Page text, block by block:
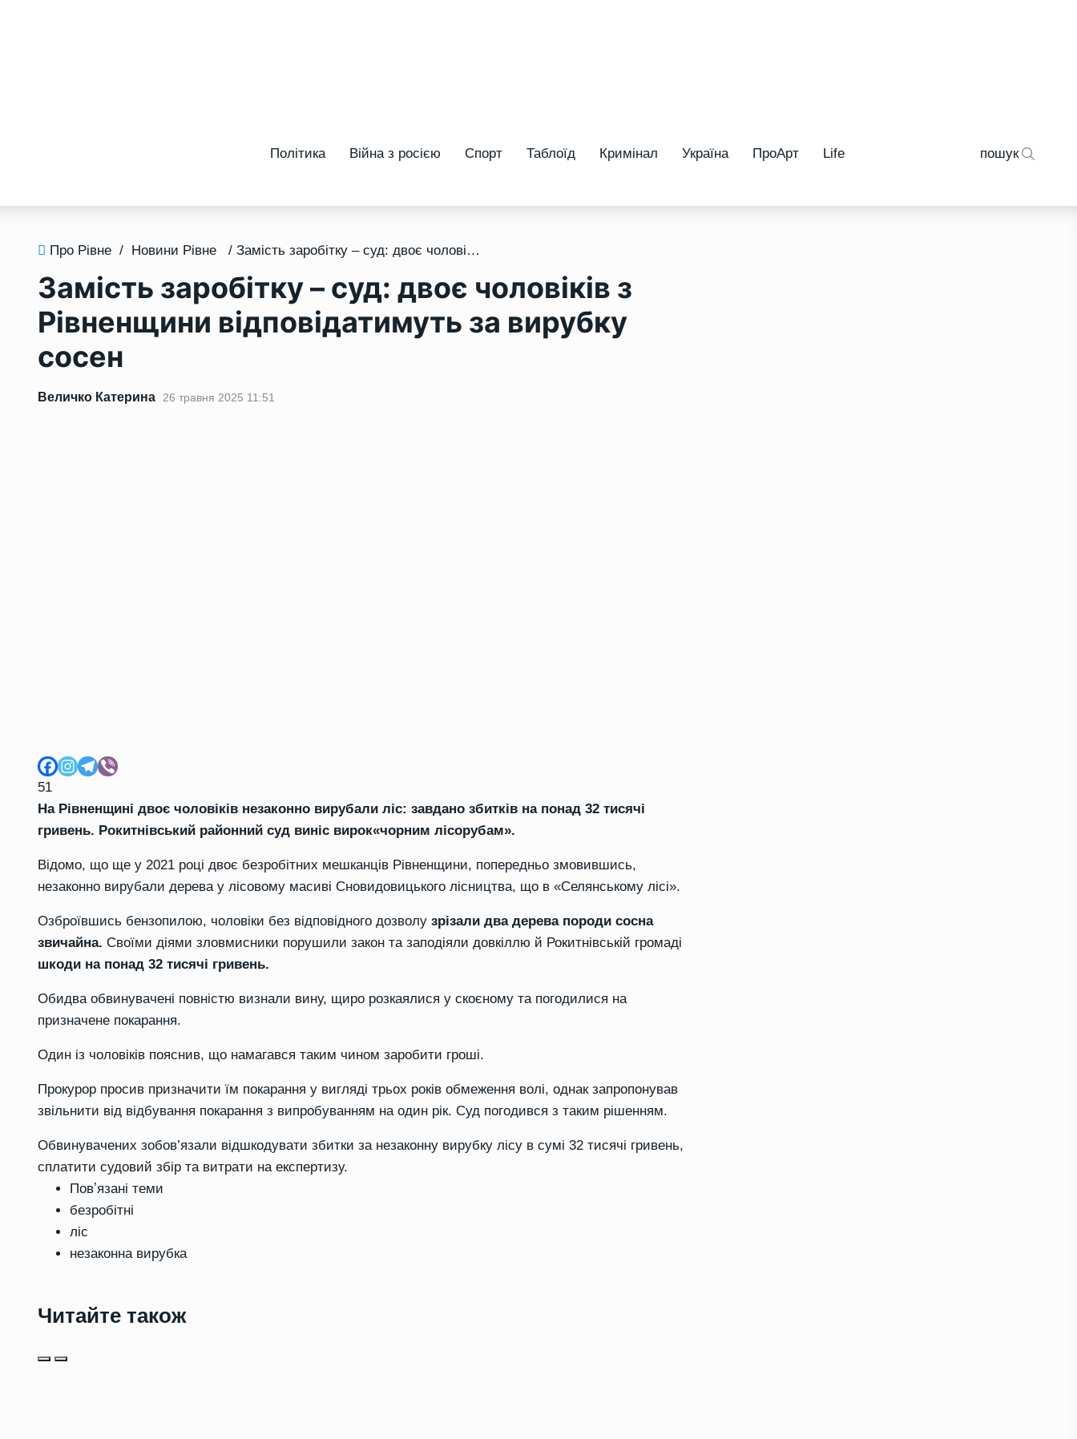
Політика Війна з росією Спорт Таблоїд Кримінал Україна ПроАрт Life пошук
Про Рівне / Новини Рівне / Замість заробітку – суд: двоє чоловіків з Рівненщини відповідатимуть за вирубку сосен
Замість заробітку – суд: двоє чоловіків з
Рівненщини відповідатимуть за вирубку
сосен
Величко Катерина 26 травня 2025 11:51
51
На Рівненщині двоє чоловіків незаконно вирубали ліс: завдано збитків на понад 32 тисячі
гривень. Рокитнівський районний суд виніс вирок«чорним лісорубам».
Відомо, що ще у 2021 році двоє безробітних мешканців Рівненщини, попередньо змовившись,
незаконно вирубали дерева у лісовому масиві Сновидовицького лісництва, що в «Селянському лісі».
Озброївшись бензопилою, чоловіки без відповідного дозволу зрізали два дерева породи сосна
звичайна. Своїми діями зловмисники порушили закон та заподіяли довкіллю й Рокитнівській громаді
шкоди на понад 32 тисячі гривень.
Обидва обвинувачені повністю визнали вину, щиро розкаялися у скоєному та погодилися на
призначене покарання.
Один із чоловіків пояснив, що намагався таким чином заробити гроші.
Прокурор просив призначити їм покарання у вигляді трьох років обмеження волі, однак запропонував
звільнити від відбування покарання з випробуванням на один рік. Суд погодився з таким рішенням.
Обвинувачених зобов’язали відшкодувати збитки за незаконну вирубку лісу в сумі 32 тисячі гривень,
сплатити судовий збір та витрати на експертизу.
Повʼязані теми
безробітні
ліс
незаконна вирубка
Читайте також